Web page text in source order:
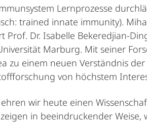
Lernprozesse
trained innate immunity).
Dr. Isabelle Bekeredjian-
Marburg. Mit seiner
zu einem neuen Verständnis der
von höchstem
wir heute einen
in beeindruckender Weise,